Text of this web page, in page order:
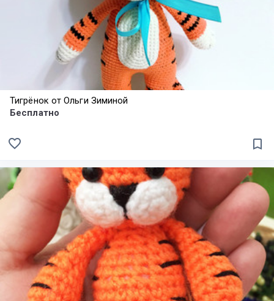
Тигрёнок от Ольги Зиминой
Бесплатно
bookmark_border
favorite_border